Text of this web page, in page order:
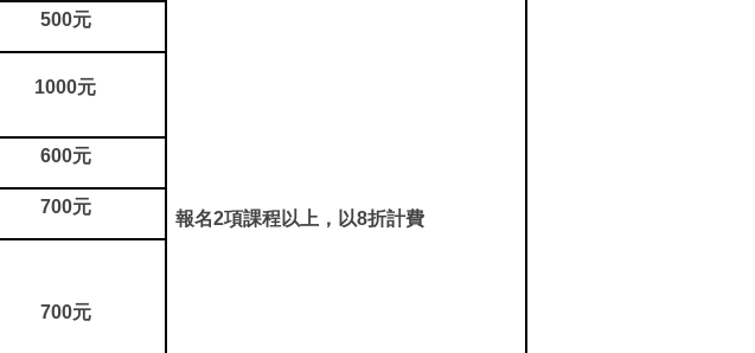
報名2項課程以上，以8折計費
500元
1000元
600元
700元
700元